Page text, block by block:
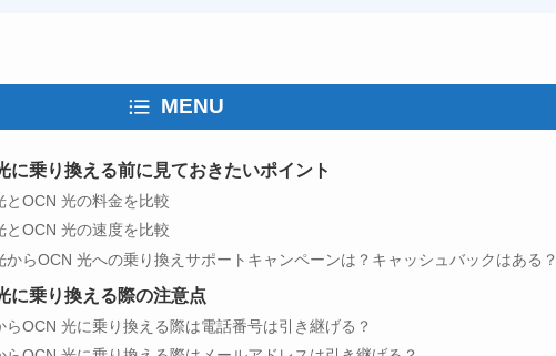
MENU
に乗り換える前に見ておきたいポイント
OCN 光の料金を比較
OCN 光の速度を比較
らOCN 光への乗り換えサポートキャンペーンは？キャッシュバックはある？
に乗り換える際の注意点
OCN 光に乗り換える際は電話番号は引き継げる？